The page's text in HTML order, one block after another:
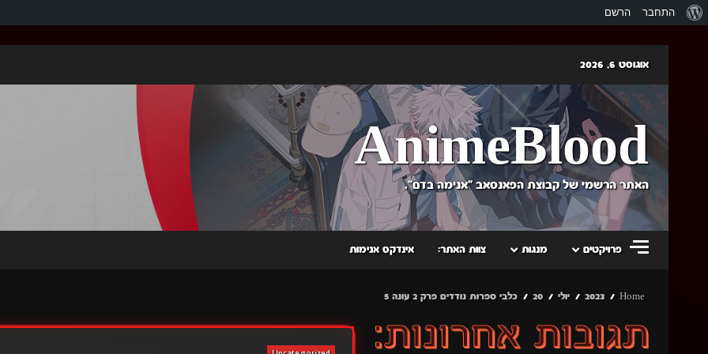
אודות
התחבר הרשם
content
אוגוסט 6, 2026
AnimeBlood
האתר הרשמי של קבוצת הפאנסאב "אנימה בדם".
פרויקטים מנגות צוות האתר: אינדקס אנימות
Home
2023 יולי 20 כלבי ספרות נודדים פרק 2 עונה 5